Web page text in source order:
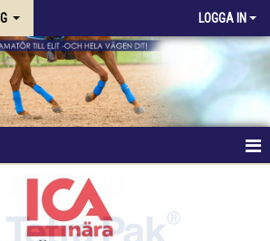
LOGGA IN